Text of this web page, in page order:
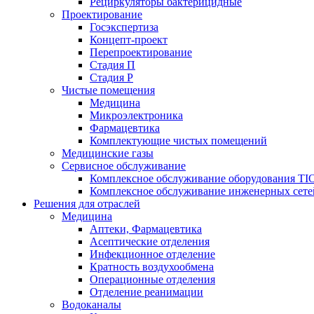
Проектирование
Госэкспертиза
Концепт-проект
Перепроектирование
Стадия П
Стадия Р
Чистые помещения
Медицина
Микроэлектроника
Фармацевтика
Комплектующие чистых помещений
Медицинские газы
Сервисное обслуживание
Комплексное обслуживание оборудования
Комплексное обслуживание инженерных
Решения для отраслей
Медицина
Аптеки, Фармацевтика
Асептические отделения
Инфекционное отделение
Кратность воздухообмена
Операционные отделения
Отделение реанимации
Водоканалы